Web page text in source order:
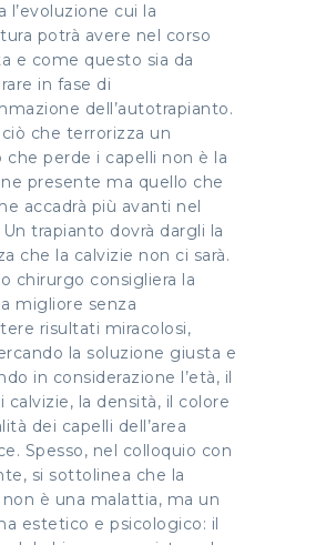
l’evoluzione cui la
potrà avere nel corso
e come questo sia da
in fase di
dell’autotrapianto.
che terrorizza un
che perde i capelli non è la
presente ma quello che
accadrà più avanti nel
trapianto dovrà dargli la
che la calvizie non ci sarà.
chirurgo consigliera la
migliore senza
risultati miracolosi,
la soluzione giusta e
in considerazione l’età, il
calvizie, la densità, il colore
dei capelli dell’area
Spesso, nel colloquio con
si sottolinea che la
non è una malattia, ma un
estetico e psicologico: il